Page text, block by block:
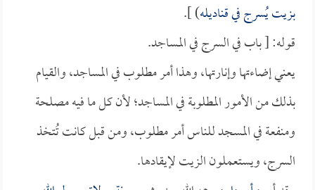
بزيت يُسرج في قناديله) ].
قوله: [ باب في السرج في المساجد.
يعني إضاءتها وإنارتها، وهذا أمر مطلوب في المساجد، والقيام
بذلك من الأمور المطلوبة في المساجد؛ لأن كل ما فيه مصلحة
ومنفعة في المسجد للناس أمر مطلوب، ومن قبل كانت تُتخذ
السرج، ويستعملون الزيت لإيقادها.